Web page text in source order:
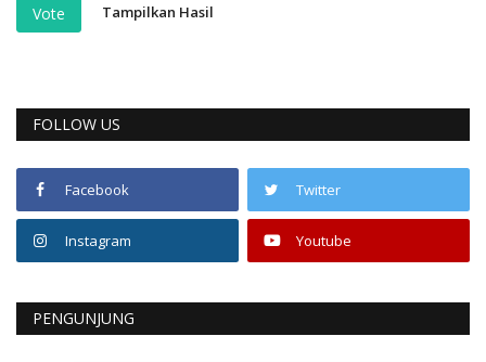
Vote Tampilkan Hasil
FOLLOW US
Facebook Twitter
Instagram Youtube
PENGUNJUNG